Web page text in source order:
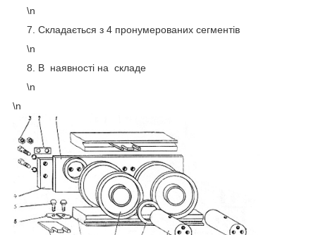
\n
Складається з 4 пронумерованих сегментів
\n
В наявності на складе
\n
\n